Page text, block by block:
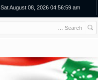
Sat August 08, 2026 04:56:59 am